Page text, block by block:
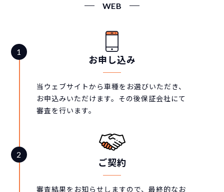
WEB
お申し込み
当ウェブサイトから車種をお選びいただき、
お申込みいただけます。その後保証会社にて
審査を行います。
ご契約
審査結果をお知らせしますので、最終的なお